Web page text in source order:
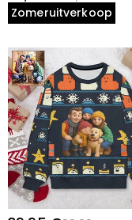
Zomeruitverkoop